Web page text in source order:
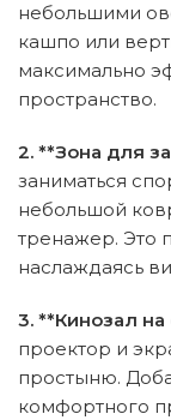
небольшими
кашпо или
максимально
пространство.
2. **Зона для
заниматься
небольшой
тренажер. Это
наслаждаясь
3. **Кинозал
проектор и
простыню.
комфортного